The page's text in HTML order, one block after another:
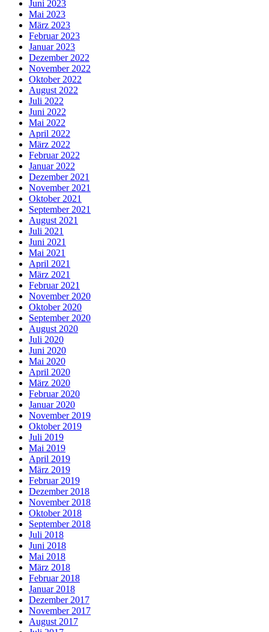
Juni 2023
Mai 2023
März 2023
Februar 2023
Januar 2023
Dezember 2022
November 2022
Oktober 2022
August 2022
Juli 2022
Juni 2022
Mai 2022
April 2022
März 2022
Februar 2022
Januar 2022
Dezember 2021
November 2021
Oktober 2021
September 2021
August 2021
Juli 2021
Juni 2021
Mai 2021
April 2021
März 2021
Februar 2021
November 2020
Oktober 2020
September 2020
August 2020
Juli 2020
Juni 2020
Mai 2020
April 2020
März 2020
Februar 2020
Januar 2020
November 2019
Oktober 2019
Juli 2019
Mai 2019
April 2019
März 2019
Februar 2019
Dezember 2018
November 2018
Oktober 2018
September 2018
Juli 2018
Juni 2018
Mai 2018
März 2018
Februar 2018
Januar 2018
Dezember 2017
November 2017
August 2017